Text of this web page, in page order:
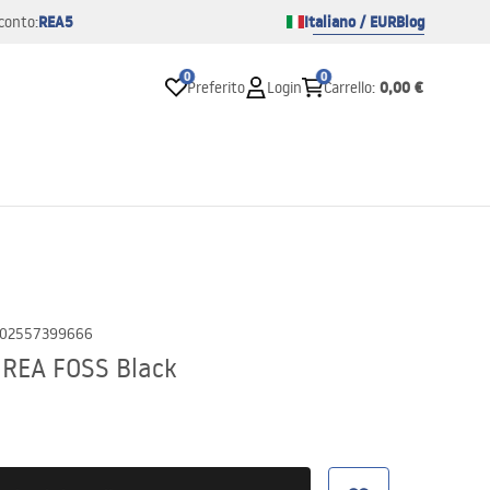
REA5 Italiano / EURBlog
0
Preferito Login
0
Carrello: 0,00 €
FOSS Black